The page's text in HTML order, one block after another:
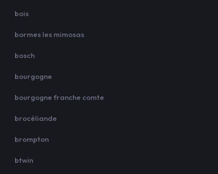
bois
bormes les mimosas
bosch
bourgogne
bourgogne franche comte
brocéliande
brompton
btwin